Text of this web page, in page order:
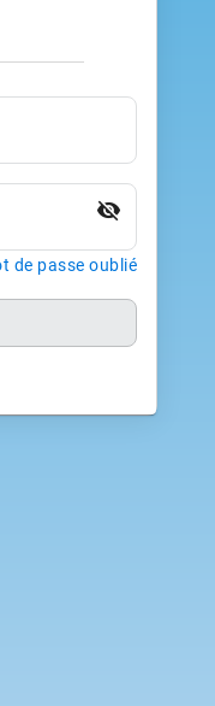
visibility_off
de passe oublié